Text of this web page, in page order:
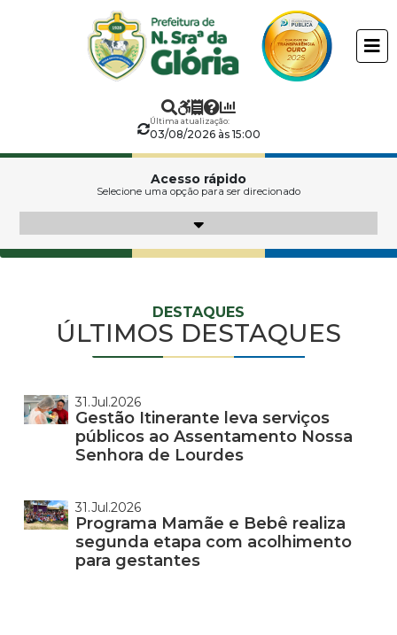
Prefeitura
Municipal
Nossa
Senhora
da
Última atualização:
03/08/2026 às 15:00
Acesso rápido
Selecione uma opção para ser direcionado
Secretarias:
Transparência: DESTAQUES
ÚLTIMOS DESTAQUES
31.Jul.2026
Gestão Itinerante leva serviços
públicos ao Assentamento Nossa
Senhora de Lourdes
31.Jul.2026
Programa Mamãe e Bebê realiza
segunda etapa com acolhimento
para gestantes